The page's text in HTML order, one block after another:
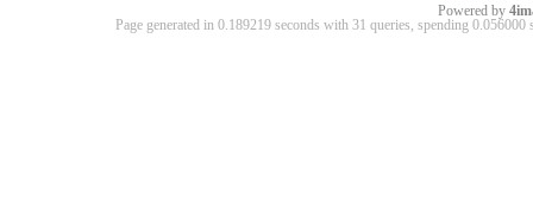
Powered by
Page generated in 0.189219 seconds with 31 queries, spending